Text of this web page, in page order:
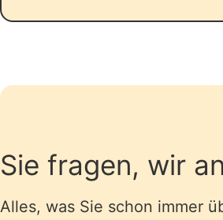
Sie fragen, wir
Alles, was Sie schon immer